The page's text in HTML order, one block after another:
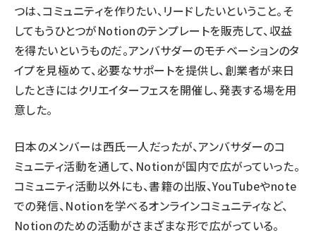
つは、コミュニティを作りたい、リードしたいということ。そ
してもうひとつがNotionのテンプレートを販売して、収益
を得たいというものだ。アンバサダーのモチベーションのタ
イプを見極めて、必要なサポートを提供し、創業者が来日
したときにはクリエイターフェスを開催 し、発表する場を用
意した。
日本のメンバーは西氏一人だったが、アンバサダーのコ
ミュニティ活動を通して、Notionが国内で広がっていった。
コミュニティ活動以外にも、書籍の出版、YouTubeやnote
での発信、Notionを学べるオンラインコミュニティなど、
Notionのための活動がさまざまな形で広がっている。